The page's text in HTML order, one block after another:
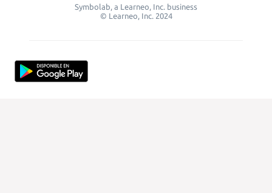
Symbolab, a Learneo, Inc. business
© Learneo, Inc. 2024